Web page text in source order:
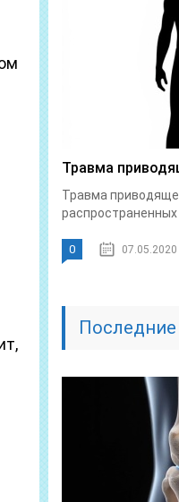
Травма
Травма
распространенных
0 07.05.2020
Последние